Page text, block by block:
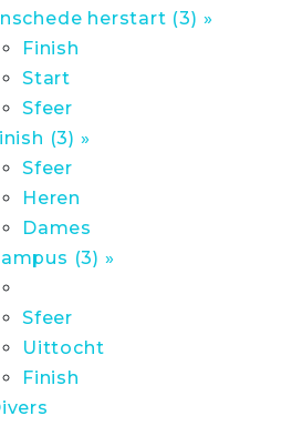
herstart (3) »
Finish
Start
Sfeer
(3) »
Sfeer
Heren
Dames
(3) »
Sfeer
Uittocht
Finish